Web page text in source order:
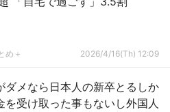
め＋ 2026/4/16(Th) 12:09
ダメなら日本人の新卒とるしか
受け取った事もないし外国人